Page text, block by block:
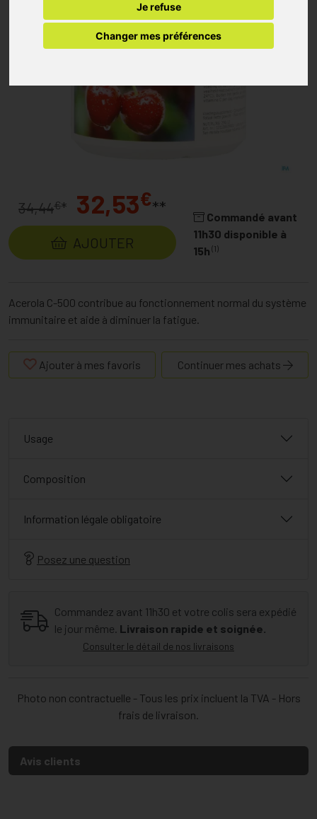
Je refuse
Changer mes préférences
34,44€* 32,53€**
AJOUTER
Commandé avant
11h30 disponible à
15h (1)
Acerola C-500 contribue au fonctionnement normal du système
immunitaire et aide à diminuer la fatigue.
Ajouter à mes favoris Continuer mes achats
Usage
Composition
Information légale obligatoire
Posez une question
Commandez avant 11h30 et votre colis sera expédié
le jour même. Livraison rapide et soignée.
Consulter le détail de nos livraisons
Photo non contractuelle - Tous les prix incluent la TVA - Hors
frais de livraison.
Avis clients